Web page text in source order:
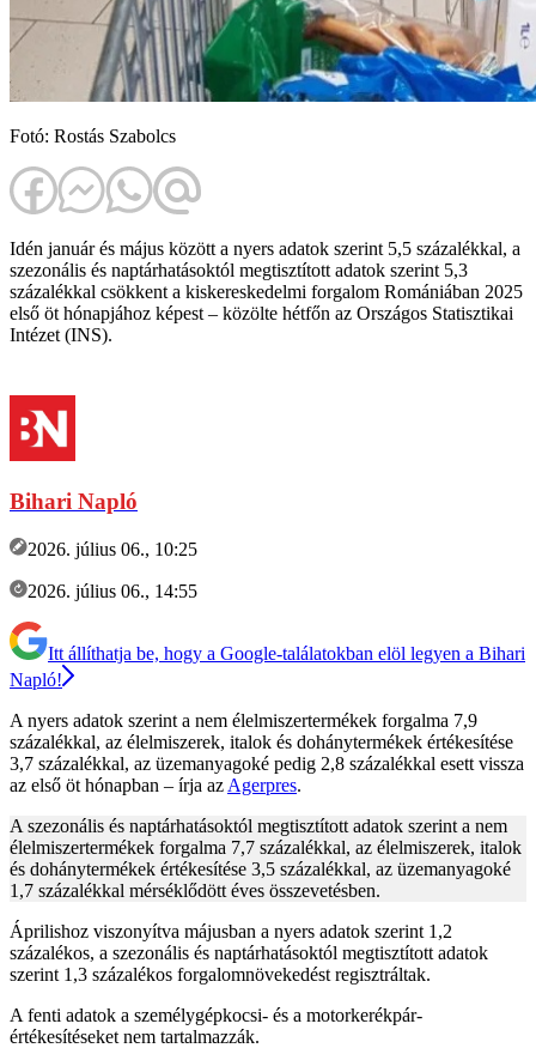
Fotó: Rostás Szabolcs
Idén január és május között a nyers adatok szerint 5,5 százalékkal, a
szezonális és naptárhatásoktól megtisztított adatok szerint 5,3
százalékkal csökkent a kiskereskedelmi forgalom Romániában 2025
első öt hónapjához képest – közölte hétfőn az Országos Statisztikai
Intézet (INS).
Bihari Napló
2026. július 06., 10:25
2026. július 06., 14:55
Itt állíthatja be, hogy a Google-találatokban elöl legyen a Bihari
Napló!
A nyers adatok szerint a nem élelmiszertermékek forgalma 7,9
százalékkal, az élelmiszerek, italok és dohánytermékek értékesítése
3,7 százalékkal, az üzemanyagoké pedig 2,8 százalékkal esett vissza
az első öt hónapban – írja az Agerpres.
A szezonális és naptárhatásoktól megtisztított adatok szerint a nem
élelmiszertermékek forgalma 7,7 százalékkal, az élelmiszerek, italok
és dohánytermékek értékesítése 3,5 százalékkal, az üzemanyagoké
1,7 százalékkal mérséklődött éves összevetésben.
Áprilishoz viszonyítva májusban a nyers adatok szerint 1,2
százalékos, a szezonális és naptárhatásoktól megtisztított adatok
szerint 1,3 százalékos forgalomnövekedést regisztráltak.
A fenti adatok a személygépkocsi- és a motorkerékpár-
értékesítéseket nem tartalmazzák.